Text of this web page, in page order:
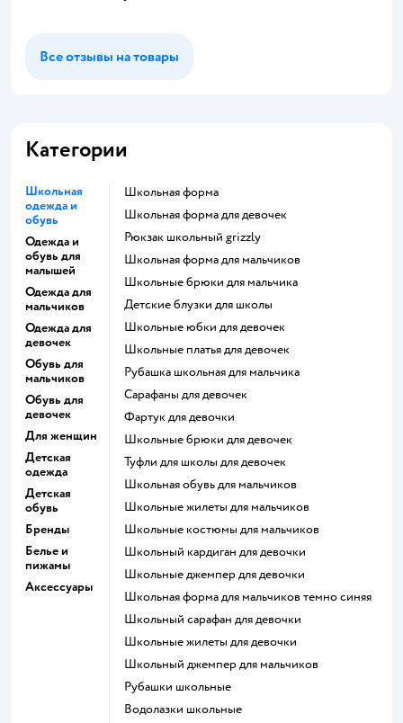
Все отзывы на товары
Категории
Школьная
одежда и
обувь
Одежда и
обувь для
малышей
Одежда для
мальчиков
Одежда для
девочек
Обувь для
мальчиков
Обувь для
девочек
Для женщин
Детская
одежда
Детская
обувь
Бренды
Белье и
пижамы
Аксессуары
Школьная форма
Школьная форма для девочек
Рюкзак школьный grizzly
Школьная форма для мальчиков
Школьные брюки для мальчика
Детские блузки для школы
Школьные юбки для девочек
Школьные платья для девочек
Рубашка школьная для мальчика
Сарафаны для девочек
Фартук для девочки
Школьные брюки для девочек
Туфли для школы для девочек
Школьная обувь для мальчиков
Школьные жилеты для мальчиков
Школьные костюмы для мальчиков
Школьный кардиган для девочки
Школьные джемпер для девочки
Школьная форма для мальчиков темно синяя
Школьный сарафан для девочки
Школьные жилеты для девочки
Школьный джемпер для мальчиков
Рубашки школьные
Водолазки школьные